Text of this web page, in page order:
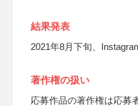
結果発表
2021年8月下旬、
著作権の扱い
応募作品の著作権は応募